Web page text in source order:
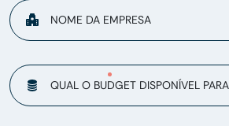
NOME DA EMPRESA
QUAL O BUDGET DISPONÍVEL